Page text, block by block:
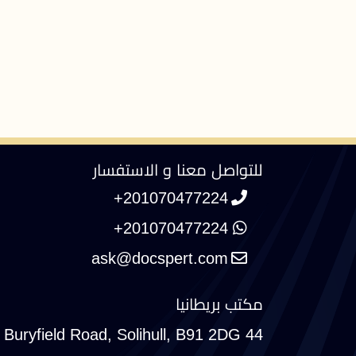
للتواصل معنا و الاستفسار
+201070477224
+201070477224
مكتب بريطانيا
44 Buryfield Road, Solihull, B91 2DG